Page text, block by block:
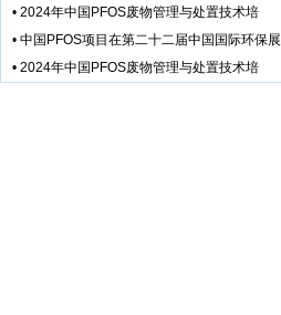
• 2024年中国PFOS废物管理与处置技术培
• 中国PFOS项目在第二十二届中国国际环保展
• 2024年中国PFOS废物管理与处置技术培